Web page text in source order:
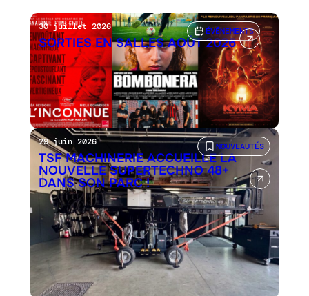
ÉVÉNEMENTS
30 juillet 2026
SORTIES EN SALLES AOÛT 2026
NOUVEAUTÉS
29 juin 2026
TSF MACHINERIE ACCUEILLE LA
NOUVELLE SUPERTECHNO 48+
DANS SON PARC !